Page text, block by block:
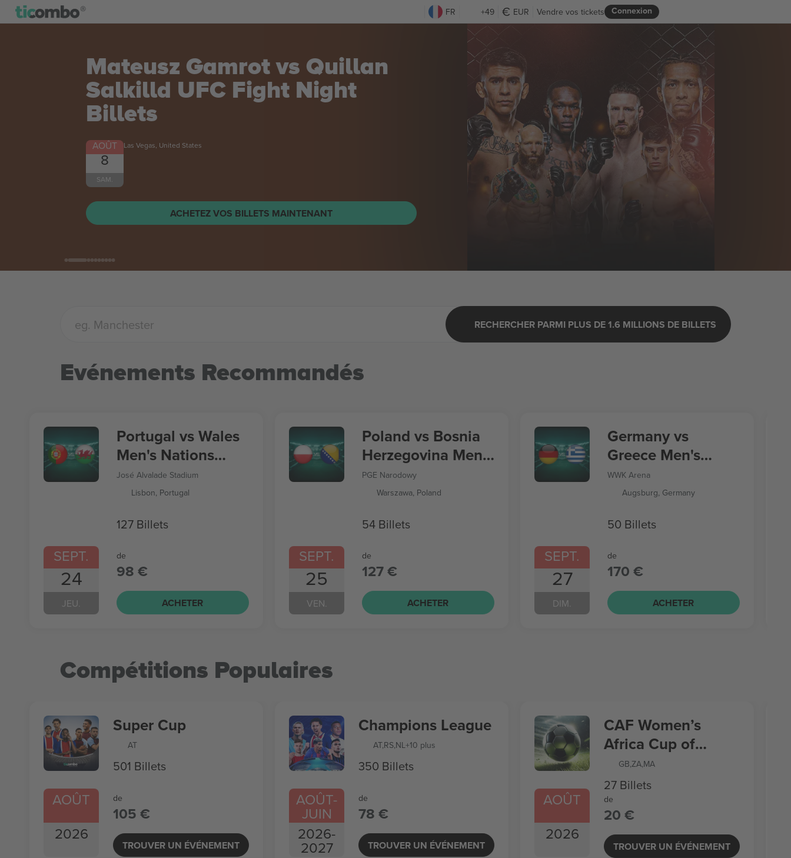
FR +49 EUR Connexion
Vendre vos tickets
Mateusz Gamrot vs Quillan
Salkilld UFC Fight Night
Billets
AOÛT
8
SAM.
Las Vegas, United States
ACHETEZ VOS BILLETS MAINTENANT
RECHERCHER PARMI PLUS DE 1.6 MILLIONS DE BILLETS
Evénements Recommandés
SEPT.
24
JEU.
Portugal vs Wales
Men's Nations
League
José Alvalade Stadium
Lisbon, Portugal
127 Billets
de
98 €
ACHETER
SEPT.
25
VEN.
Poland vs Bosnia
Herzegovina Men's
Nations League
PGE Narodowy
Warszawa, Poland
54 Billets
de
127 €
ACHETER
SEPT.
27
DIM.
Germany vs
Greece Men's
Nations League
WWK Arena
Augsburg, Germany
50 Billets
de
170 €
ACHETER
Compétitions Populaires
AOÛT
2026
Super Cup
AT
501 Billets
de
105 €
TROUVER UN ÉVÉNEMENT
AOÛT-
JUIN
2026-
2027
Champions League
AT,RS,NL+10 plus
350 Billets
de
78 €
TROUVER UN ÉVÉNEMENT
AOÛT
2026
CAF Women’s
Africa Cup of
Nations
GB,ZA,MA
27 Billets
de
20 €
TROUVER UN ÉVÉNEMENT